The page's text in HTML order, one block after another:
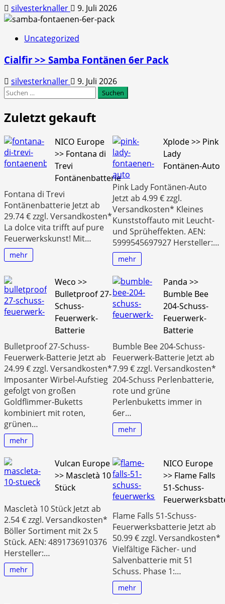
silvesterknaller 9. Juli 2026
Uncategorized
Cialfir >> Samba Fontänen 6er Pack
silvesterknaller
9. Juli 2026
Suchen
Zuletzt gekauft
NICO Europe
>> Fontana di
Trevi
Fontänenbatterie
Fontana di Trevi
Fontänenbatterie Jetzt ab
29.74 € zzgl. Versandkosten*
La dolce vita trifft auf pure
Feuerwerkskunst! Mit…
mehr
Xplode >> Pink
Lady
Fontänen-Auto
Pink Lady Fontänen-Auto
Jetzt ab 4.99 € zzgl.
Versandkosten* Kleines
Kunststoffauto mit Leucht-
und Sprüheffekten. AEN:
5999545697927 Hersteller:…
mehr
Weco >>
Bulletproof 27-
Schuss-
Feuerwerk-
Batterie
Bulletproof 27-Schuss-
Feuerwerk-Batterie Jetzt ab
24.99 € zzgl. Versandkosten*
Imposanter Wirbel-Aufstieg
gefolgt von großen
Goldflimmer-Buketts
kombiniert mit roten,
grünen…
mehr
Panda >>
Bumble Bee
204-Schuss-
Feuerwerk-
Batterie
Bumble Bee 204-Schuss-
Feuerwerk-Batterie Jetzt ab
7.99 € zzgl. Versandkosten*
204-Schuss Perlenbatterie,
rote und grüne
Perlenbuketts immer in
6er…
mehr
Vulcan Europe
>> Mascletà 10
Stück
Mascletà 10 Stück Jetzt ab
2.54 € zzgl. Versandkosten*
Böller Sortiment mit 2x 5
Stück. AEN: 4891736910376
Hersteller:…
mehr
NICO Europe
>> Flame Falls
51-Schuss-
Flame Falls 51-Schuss-
Feuerwerksbatterie Jetzt ab
50.99 € zzgl. Versandkosten*
Vielfältige Fächer- und
Salvenbatterie mit 51
Schuss. Phase 1:…
mehr